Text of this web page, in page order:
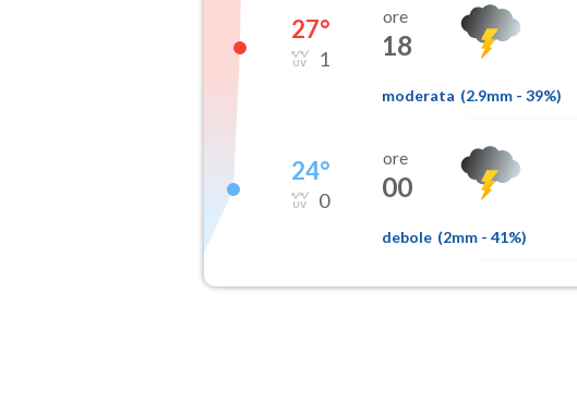
27°
1
ore
18
moderata (2.9mm - 39%)
24°
0
ore
00
debole (2mm - 41%)